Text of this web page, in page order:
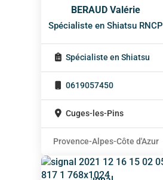
BERAUD Valérie
Spécialiste en Shiatsu RNCP
Spécialiste en Shiatsu
0619057450
Cuges-les-Pins
Provence-Alpes-Côte d'Azur